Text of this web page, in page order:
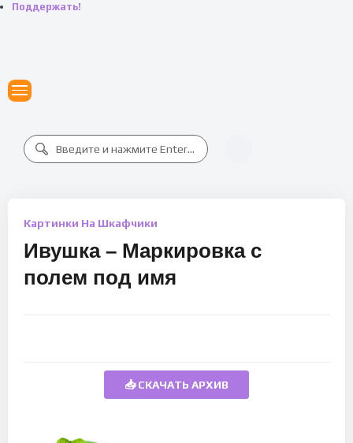
Поддержать!
Картинки На Шкафчики
Ивушка – Маркировка с
полем под имя
📥 СКАЧАТЬ АРХИВ